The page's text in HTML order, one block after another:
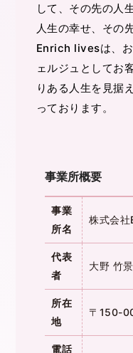
して、その先の人
人生の幸せ、その
Enrich livesは、お
ェルジュとしてお
りある人生を見据
っております。
事業所概要
事業
所名
株式会
代表
者
大野 竹景
所在
地
〒150-
電話